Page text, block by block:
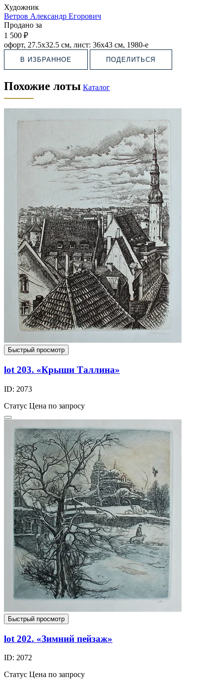
Художник
Ветров Александр Егорович
Продано за
1 500 ₽
офорт, 27.5х32.5 см, лист: 36х43 см, 1980-е
В ИЗБРАННОЕ ПОДЕЛИТЬСЯ
Похожие лоты Каталог
Быстрый просмотр
lot 203. «Крыши Таллина»
ID: 2073
Статус Цена по запросу
Быстрый просмотр
lot 202. «Зимний пейзаж»
ID: 2072
Статус Цена по запросу